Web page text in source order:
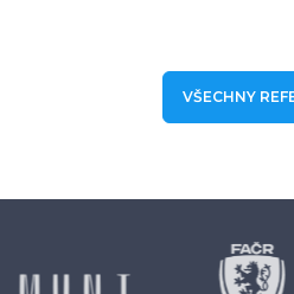
VŠECHNY